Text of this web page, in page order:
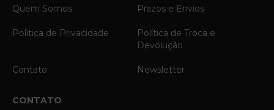
Quem Somos Prazos e Envios
Política de Privacidade
Política de Troca e
Devolução
Contato Newsletter
CONTATO